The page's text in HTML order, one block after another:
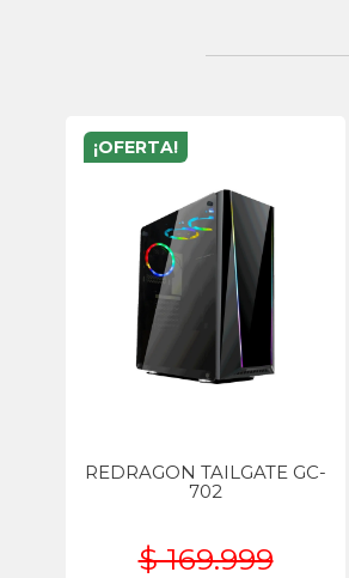
¡OFERTA!
REDRAGON TAILGATE GC-
702
$ 169.999